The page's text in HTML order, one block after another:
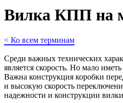
Вилка КПП на
< Ко всем терминам
Среди важных технических
является скорость. Но мало
Важна конструкция коробки
и высокую скорость
надежности и конструкции